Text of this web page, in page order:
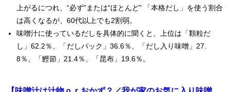
上がるにつれ、“必ず”または“ほとんど” 「本格だし」を使う割合
は高くなるが、60代以上でも2割弱。
味噌汁に使っているだしを具体的に聞くと、上位は「顆粒だ
し」62.2％、「だしパック」36.6％、「だし入り味噌」27.
8％、「鰹節」21.4％、「昆布」19.6％。